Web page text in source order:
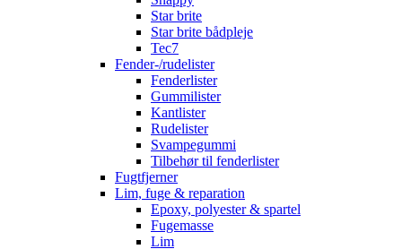
Star brite
Star brite bådpleje
Tec7
Fender-/rudelister
Fenderlister
Gummilister
Kantlister
Rudelister
Svampegummi
Tilbehør til fenderlister
Fugtfjerner
Lim, fuge & reparation
Epoxy, polyester & spartel
Fugemasse
Lim